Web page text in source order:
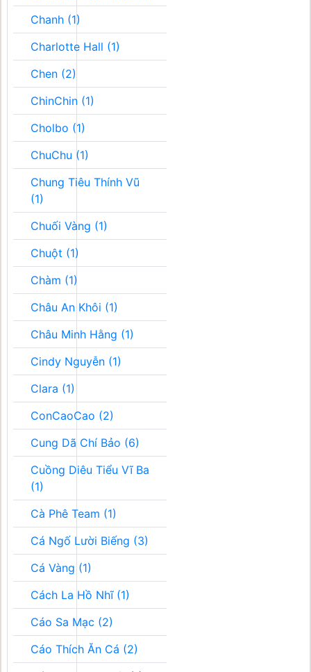
Chanh (1)
Charlotte Hall (1)
Chen (2)
ChinChin (1)
Cholbo (1)
ChuChu (1)
Chung Tiêu Thính Vũ
(1)
Chuối Vàng (1)
Chuột (1)
Chàm (1)
Châu An Khôi (1)
Châu Minh Hằng (1)
Cindy Nguyễn (1)
Clara (1)
ConCaoCao (2)
Cung Dã Chí Bảo (6)
Cuồng Diêu Tiểu Vĩ Ba
(1)
Cà Phê Team (1)
Cá Ngố Lười Biếng (3)
Cá Vàng (1)
Cách La Hồ Nhĩ (1)
Cáo Sa Mạc (2)
Cáo Thích Ăn Cá (2)